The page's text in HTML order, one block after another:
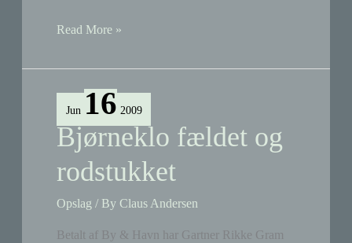
Fagfolk
Tippens
Read More »
Jun 16 2009
Bjørneklo fældet og
rodstukket
Opslag / ByClaus Andersen
Betalt af By & Havn har Gartner Rikke Gram